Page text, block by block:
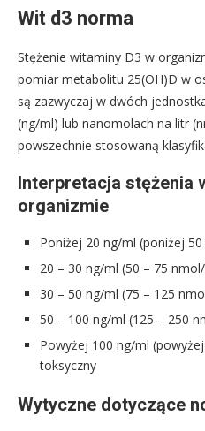
Wit d3 norma
Stężenie witaminy D3 w
pomiar metabolitu 25(OH)D w
są zazwyczaj w dwóch
(ng/ml) lub nanomolach na litr
powszechnie stosowaną
Interpretacja stężenia
organizmie
Poniżej 20 ng/ml (poniżej
20 – 30 ng/ml (50 – 75
30 – 50 ng/ml (75 – 125
50 – 100 ng/ml (125 – 250
Powyżej 100 ng/ml
toksyczny
Wytyczne dotyczące